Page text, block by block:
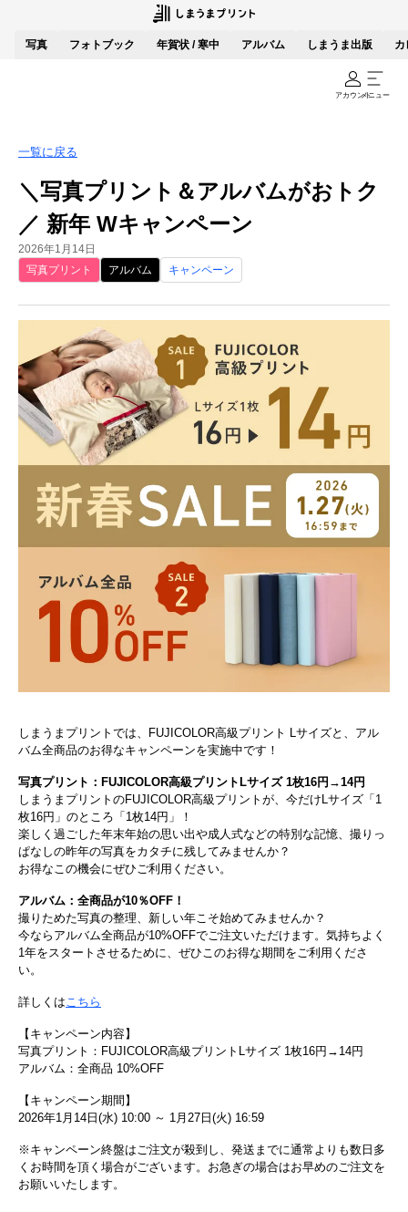
写真 フォトブック 年賀状 / 寒中 アルバム しまうま出版 カ
アカウントメニュー
一覧に戻る
＼写真プリント＆アルバムがおトク
／ 新年 Wキャンペーン
2026年1月14日
写真プリント
アルバム キャンペーン
しまうまプリントでは、FUJICOLOR高級プリント Lサイズと、アル
バム全商品のお得なキャンペーンを実施中です！
写真プリント：FUJICOLOR高級プリントLサイズ 1枚16円→14円
しまうまプリントのFUJICOLOR高級プリントが、今だけLサイズ「1
枚16円」のところ「1枚14円」！
楽しく過ごした年末年始の思い出や成人式などの特別な記憶、撮りっ
ぱなしの昨年の写真をカタチに残してみませんか？
お得なこの機会にぜひご利用ください。
アルバム：全商品が10％OFF！
撮りためた写真の整理、新しい年こそ始めてみませんか？
今ならアルバム全商品が10%OFFでご注文いただけます。気持ちよく
1年をスタートさせるために、ぜひこのお得な期間をご利用くださ
い。
詳しくはこちら
【キャンペーン内容】
写真プリント：FUJICOLOR高級プリントLサイズ 1枚16円→14円
アルバム：全商品 10%OFF
【キャンペーン期間】
2026年1月14日(水) 10:00 ～ 1月27日(火) 16:59
※キャンペーン終盤はご注文が殺到し、発送までに通常よりも数日多
くお時間を頂く場合がございます。お急ぎの場合はお早めのご注文を
お願いいたします。